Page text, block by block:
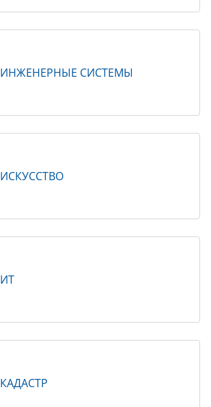
ИНЖЕНЕРНЫЕ СИСТЕМЫ
ИСКУССТВО
ИТ
КАДАСТР